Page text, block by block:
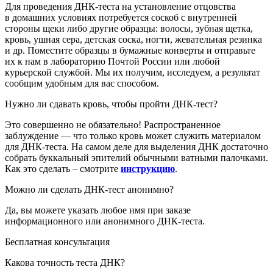
Для проведения ДНК-теста на установление отцовства
в домашних условиях потребуется соскоб с внутренней
стороны щеки либо другие образцы: волосы, зубная щетка,
кровь, ушная сера, детская соска, ногти, жевательная резинка
и др. Поместите образцы в бумажные конверты и отправьте
их к нам в лабораторию Почтой России или любой
курьерской службой. Мы их получим, исследуем, а результат
сообщим удобным для вас способом.
Нужно ли сдавать кровь, чтобы пройти ДНК-тест?
Это совершенно не обязательно! Распространенное
заблуждение — что только кровь может служить материалом
для ДНК-теста. На самом деле для выделения ДНК достаточно
собрать буккальный эпителий обычными ватными палочками.
Как это сделать – смотрите инструкцию.
Можно ли сделать ДНК-тест анонимно?
Да, вы можете указать любое имя при заказе
информационного или анонимного ДНК-теста.
Бесплатная консультация
Какова точность теста ДНК?